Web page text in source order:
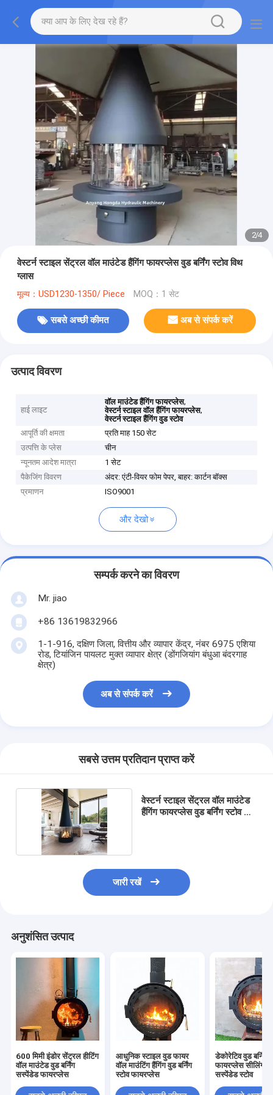
2/4
वेस्टर्न स्टाइल सेंट्रल वॉल माउंटेड हैंगिंग फायरप्लेस वुड बर्निंग स्टोव विथ
ग्लास
मूल्य：USD1230-1350/ Piece MOQ：1 सेट
सबसे अच्छी कीमत अब से संपर्क करें
उत्पाद विवरण
हाई लाइट
वॉल माउंटेड हैंगिंग फायरप्लेस,
वेस्टर्न स्टाइल वॉल हैंगिंग फायरप्लेस,
वेस्टर्न स्टाइल हैंगिंग वुड स्टोव
आपूर्ति की क्षमता
प्रति माह 150 सेट
उत्पत्ति के प्लेस
चीन
न्यूनतम आदेश मात्रा
1 सेट
पैकेजिंग विवरण
अंदर: एंटी-वियर फोम पेपर, बाहर: कार्टन बॉक्स
प्रमाणन
ISO9001
और देखो
सम्पर्क करने का विवरण
Mr. jiao
+86 13619832966
1-1-916, दक्षिण जिला, वित्तीय और व्यापार केंद्र, नंबर 6975 एशिया
रोड, टियांजिन पायलट मुक्त व्यापार क्षेत्र (डोंगजियांग बंधुआ बंदरगाह
क्षेत्र)
अब से संपर्क करें
सबसे उत्तम प्रतिदान प्राप्त करें
वेस्टर्न स्टाइल सेंट्रल वॉल माउंटेड
हैंगिंग फायरप्लेस वुड बर्निंग स्टोव विथ
जारी रखें
अनुशंसित उत्पाद
600 मिमी इंडोर सेंट्रल हीटिंग
वॉल माउंटेड वुड बर्निंग
सस्पेंडेड फायरप्लेस
आधुनिक स्टाइल वुड फायर
वॉल माउंटिंग हैंगिंग वुड बर्निंग
स्टोव फायरप्लेस
डेकोरेटिव वुड बर्निंग
फायरप्लेस सीलिंग
सस्पेंडेड स्टोव